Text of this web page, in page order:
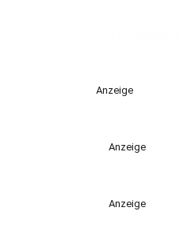
Anzeige
Anzeige
Anzeige